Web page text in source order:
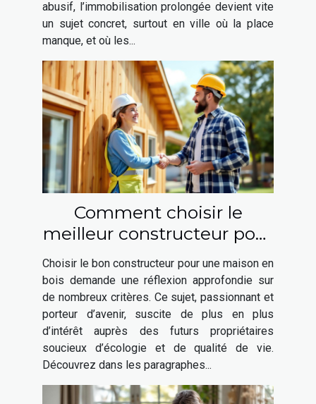
abusif, l’immobilisation prolongée devient vite
un sujet concret, surtout en ville où la place
manque, et où les...
Comment choisir le
meilleur constructeur pour
votre maison en bois ?
Choisir le bon constructeur pour une maison en
bois demande une réflexion approfondie sur
de nombreux critères. Ce sujet, passionnant et
porteur d’avenir, suscite de plus en plus
d’intérêt auprès des futurs propriétaires
soucieux d’écologie et de qualité de vie.
Découvrez dans les paragraphes...